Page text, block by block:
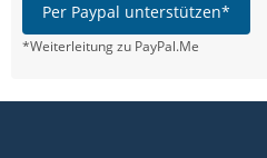
Per Paypal unterstützen*
*Weiterleitung zu PayPal.Me